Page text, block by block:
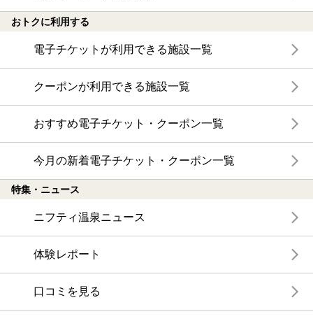
おトクに利用する
電子チケットが利用できる施設一覧
クーポンが利用できる施設一覧
おすすめ電子チケット・クーポン一覧
今月の新着電子チケット・クーポン一覧
特集・ニュース
ニフティ温泉ニュース
体験レポート
口コミを見る